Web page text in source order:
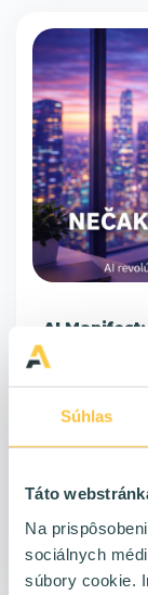
Súhlas
Táto
Na
sociálnych
súbory cookie.
AI Manifest:
Prežitie v ére,
bodu A do bodu
stabilita, ktorú
Roman Varga